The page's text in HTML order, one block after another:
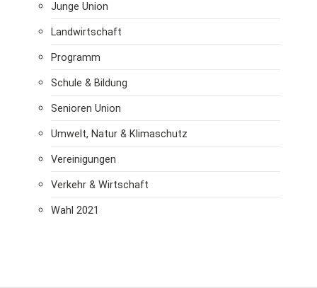
Junge Union
Landwirtschaft
Programm
Schule & Bildung
Senioren Union
Umwelt, Natur & Klimaschutz
Vereinigungen
Verkehr & Wirtschaft
Wahl 2021